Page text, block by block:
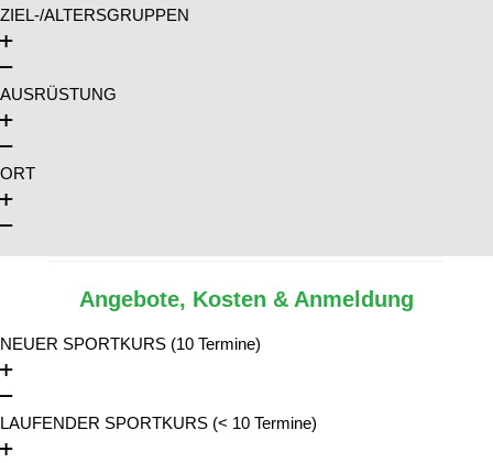
ZIEL-/ALTERSGRUPPEN
AUSRÜSTUNG
ORT
Angebote, Kosten & Anmeldung
NEUER SPORTKURS (10 Termine)
LAUFENDER SPORTKURS (< 10 Termine)